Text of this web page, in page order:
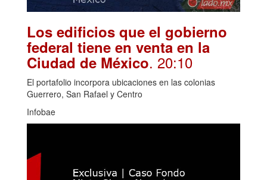
Los edificios que el gobierno
federal tiene en venta en la
Ciudad de México. 20:10
El portafolio incorpora ubicaciones en las colonias
Guerrero, San Rafael y Centro
Infobae